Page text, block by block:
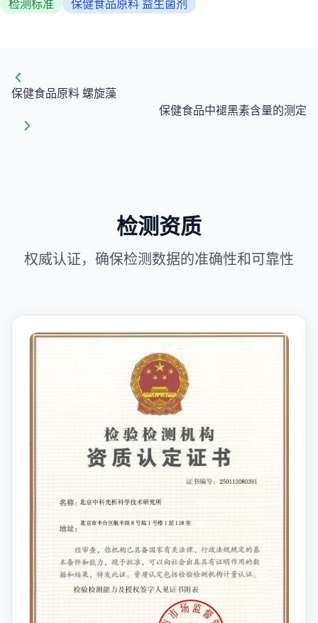
检测标准 保健食品原料 益生菌剂
保健食品原料 螺旋藻
保健食品中褪黑素含量的测定
检测资质
权威认证，确保检测数据的准确性和可靠性